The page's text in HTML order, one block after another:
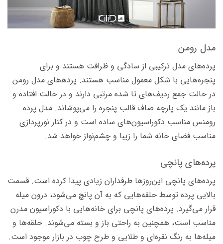
مدل رومن
پرده‌های مدل ترکیبی از سادگی و ظرافت هستند و برای
پنجره‌‍‌هایی با شکل معمول مناسب‌ هستند. پرده‍‌های مدل رومن
در حالت جمع ردیف‌های تا شده مرتبی دارند و در حالت افتاده و
باز مانند یک پارچه صاف قالب پنجره را می‌پوشاند. مدل پرده
رومنس مناسب دکوراسیون‌های ساده است و در کنار نورپردازی
مناسب فضای خانه شما را زیبا و چشم‌نواز خواهد شد.
پرده‌های پانچی
پرده‌های پانچی این‌روزها طرفداران زیادی پیدا کرده است. قسمت
بالایی پرده توسط حلقه‌هایی که به آن پانچ می‌شود، درون میله‌
قرار می‌گیرد. پرده‌های پانچی برای خانه‌هایی با دکوراسیون مدرن
مناسب است، همچنین به راحتی باز و بسته می‌شوند. حلقه‌ها و
میله‌ها به رنگ نقره‌ای و طلایی و طرح چوب در بازار موجود است.